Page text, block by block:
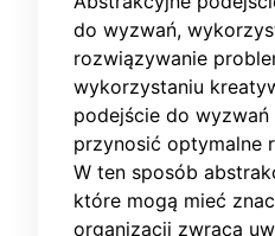
do wyzwań,
rozwiązywanie
wykorzystaniu
podejście do
przynosić optymalne
W ten sposób
które mogą mieć
organizacji zwraca